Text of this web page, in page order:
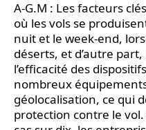
A-G.M : Les facteurs
où les vols se
nuit et le week-end,
déserts, et d’autre
l’efficacité des
nombreux
géolocalisation, ce qui
protection contre le